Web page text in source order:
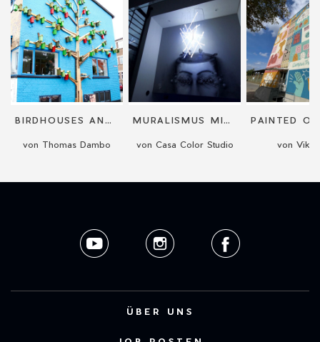
BIRDHOUSES AND MURALS
von Thomas Dambo
MURALISMUS MIT LICHT
von Casa Color Studio von
ÜBER UNS